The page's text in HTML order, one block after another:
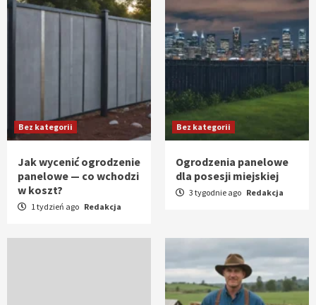
Bez kategorii
Jak wycenić ogrodzenie
panelowe — co wchodzi
w koszt?
1 tydzień ago Redakcja
Bez kategorii
Ogrodzenia panelowe
dla posesji miejskiej
3 tygodnie ago Redakcja